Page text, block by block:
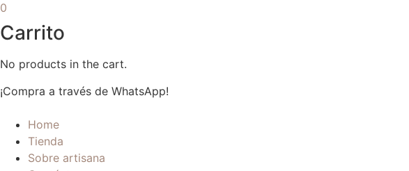
0
Carrito
No products in the cart.
¡Compra a través de WhatsApp!
Home
Tienda
Sobre artisana